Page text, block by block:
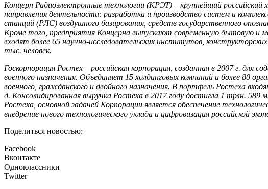
Концерн Радиоэлектронные технологии (КРЭТ) – крупнейший российский
направления деятельности: разработка и производство систем и
станций (РЛС) воздушного базирования, средств государственного
Кроме того, предприятия Концерна выпускают современную бытовую и
входят более 65 научно-исследовательских институтов,
тыс. человек.
Госкорпорация Ростех – российская корпорация, созданная в 2007 г. для
военного назначения. Объединяет 15 холдинговых компаний и более 80
военного, гражданского и двойного назначения. В портфель Ростеха
д. Консолидированная выручка Ростеха в 2017 году достигла 1 трлн.
Ростеха, основной задачей Корпорации является обеспечение
внедрение нового технологического уклада и цифровизация российской
Поделиться новостью:
Facebook
Вконтакте
Одноклассники
Twitter